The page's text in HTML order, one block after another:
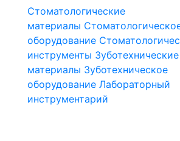
Стоматологические
материалы
оборудование
инструменты Зуботехнические
материалы Зуботехническое
оборудование Лабораторный
инструментарий